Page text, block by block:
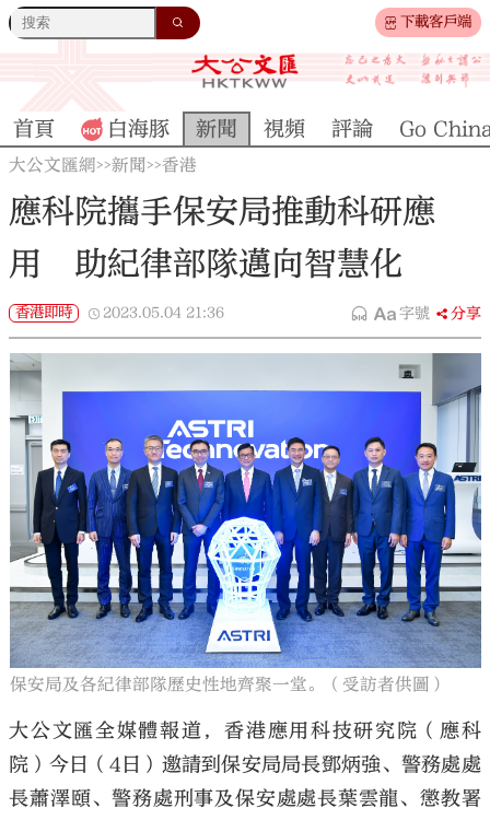
下載客戶端
大公文匯
首頁 白海豚 新聞 視頻 評論 Go
大公文匯網>>新聞>>香港
應科院攜手保安局推動科研應
用 助紀律部隊邁向智慧化
香港即時 2023.05.04 21:36 字號 分享
保安局及各紀律部隊歷史性地齊聚一堂。（受訪者供圖）
大公文匯全媒體報道，香港應用科技研究院（應科
院）今日（4日）邀請到保安局局長鄧炳強、警務處處
長蕭澤頤、警務處刑事及保安處處長葉雲龍、懲教署